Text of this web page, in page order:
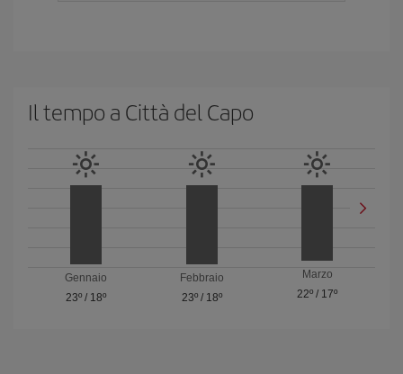
Il tempo a Città del Capo
Gennaio
23º/ 18º
Febbraio
23º/ 18º
Marzo
22º / 17º